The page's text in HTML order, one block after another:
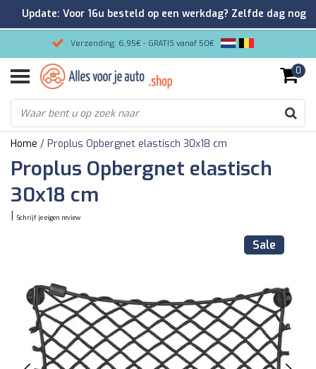
Verzending: 6,95€ - GRATIS vanaf 50€
Gemakkelijk bestellen/Veilig betalen
9.2/10 Klantenrating via Kiyoh!
0
Home / Proplus Opbergnet elastisch 30x18 cm
Proplus Opbergnet elastisch
30x18 cm
Schrijf je eigen review
Sale
Update: Voor 16u besteld op een werkdag? Zelfde dag nog
verzonden!